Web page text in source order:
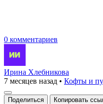
0 комментариев
Ирина Хлебникова
7 месяцев назад • Кофты и
Поделиться Копировать